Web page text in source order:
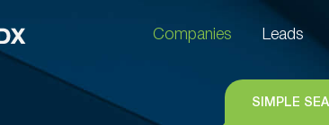
Companies
Leads
SIMPLE